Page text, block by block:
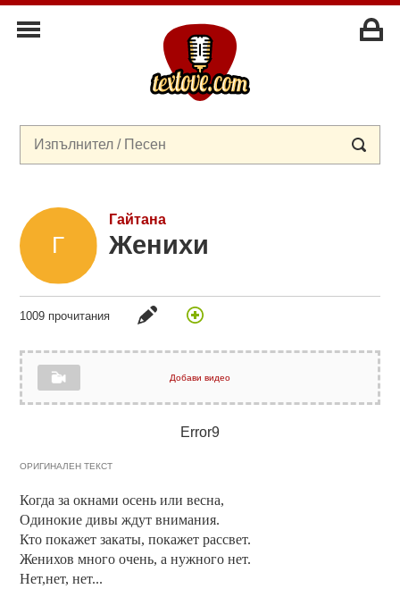
Гайтана
Женихи
1009 прочитания
Добави видео
Error9
ОРИГИНАЛЕН ТЕКСТ
Когда за окнами осень или весна,
Одинокие дивы ждут внимания.
Кто покажет закаты, покажет рассвет.
Женихов много очень, а нужного нет.
Нет,нет, нет...